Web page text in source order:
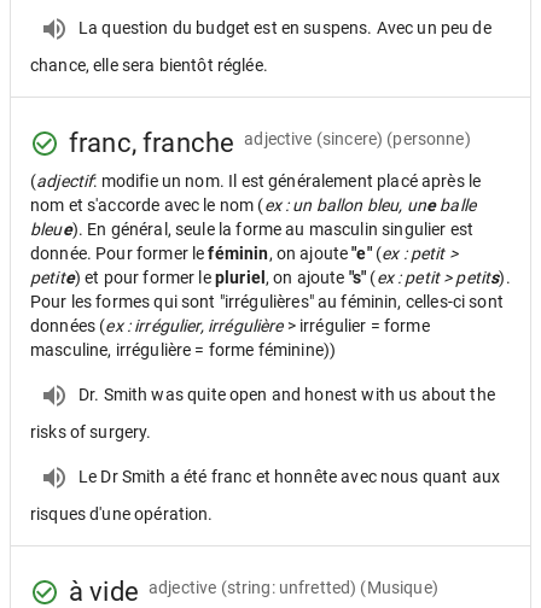
La question du budget est en suspens. Avec un peu de
chance, elle sera bientôt réglée.
franc, franche adjective (sincere) (personne)
(adjectif: modifie un nom. Il est généralement placé après le
nom et s'accorde avec le nom (ex : un ballon bleu, uneballe
bleue). En général, seule la forme au masculin singulier est
donnée. Pour former leféminin, on ajoute"e"(ex : petit >
petite) et pour former lepluriel , on ajoute "s" (ex : petit > petits).
Pour les formes qui sont "irrégulières" au féminin, celles-ci sont
données (ex : irrégulier, irrégulière> irrégulier = forme
masculine, irrégulière = forme féminine))
Dr. Smith was quite open and honest with us about the
risks of surgery.
Le Dr Smith a été franc et honnête avec nous quant aux
risques d'une opération.
à vide adjective (string: unfretted) (Musique)